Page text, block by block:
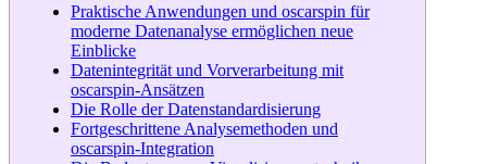
Praktische Anwendungen und oscarspin für
moderne Datenanalyse ermöglichen neue
Einblicke
Datenintegrität und Vorverarbeitung mit
oscarspin-Ansätzen
Die Rolle der Datenstandardisierung
Fortgeschrittene Analysemethoden und
oscarspin-Integration